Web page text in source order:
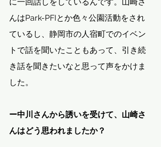
んはPark-PFIとか色々公園活動をされ
ているし、静岡市の人宿町でのイベン
トで話を聞いたこともあって、引き続
き話を聞きたいなと思って声をかけま
した。
ー中川さんから誘いを受けて、山崎さ
んはどう思われましたか？